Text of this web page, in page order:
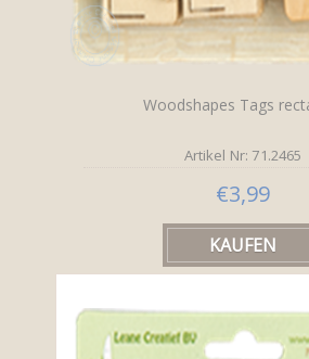
Woodshapes Tags
Artikel Nr: 71.2465
€3,99